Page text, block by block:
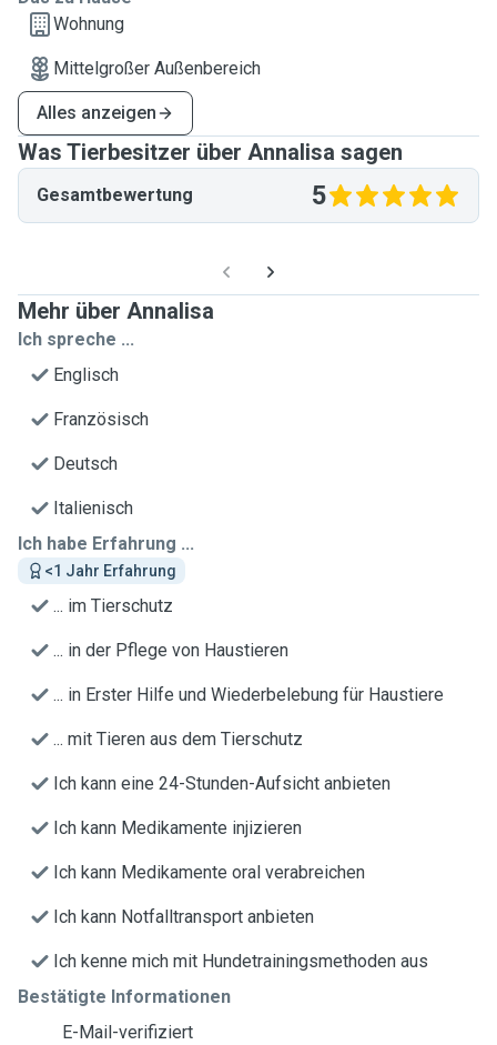
Wohnung
Mittelgroßer Außenbereich
Alles anzeigen
Was Tierbesitzer über Annalisa sagen
Gesamtbewertung 5
Mehr über Annalisa
Ich spreche ...
Englisch
Französisch
Deutsch
Italienisch
Ich habe Erfahrung ...
<1 Jahr Erfahrung
... im Tierschutz
... in der Pflege von Haustieren
... in Erster Hilfe und Wiederbelebung für Haustiere
... mit Tieren aus dem Tierschutz
Ich kann eine 24-Stunden-Aufsicht anbieten
Ich kann Medikamente injizieren
Ich kann Medikamente oral verabreichen
Ich kann Notfalltransport anbieten
Ich kenne mich mit Hundetrainingsmethoden aus
Bestätigte Informationen
E-Mail-verifiziert